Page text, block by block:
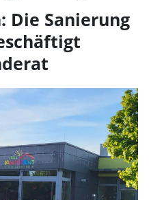
Die Sanierung